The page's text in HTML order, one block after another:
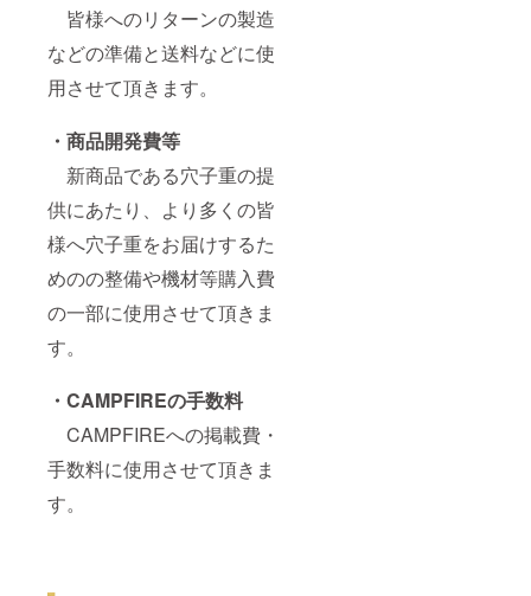
皆様へのリターンの製造
などの準備と送料などに使
用させて頂きます。
・商品開発費等
新商品である穴子重の提
供にあたり、より多くの皆
様へ穴子重をお届けするた
めのの整備や機材等購入費
の一部に使用させて頂きま
す。
・CAMPFIREの手数料
CAMPFIREへの掲載費・
手数料に使用させて頂きま
す。